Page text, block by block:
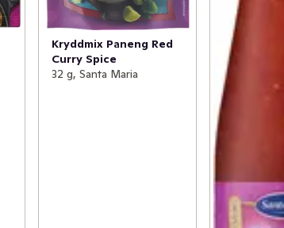
Kryddmix Paneng Red
Curry Spice
32 g, Santa Maria